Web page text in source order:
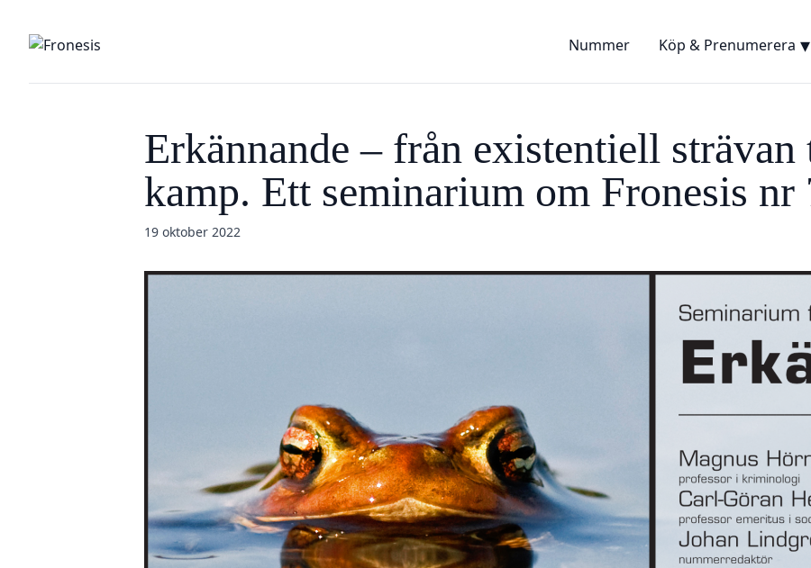
Nummer Köp & Prenumerera
Erkännande – från existentiell
kamp. Ett seminarium om Fronesis nr
19 oktober 2022